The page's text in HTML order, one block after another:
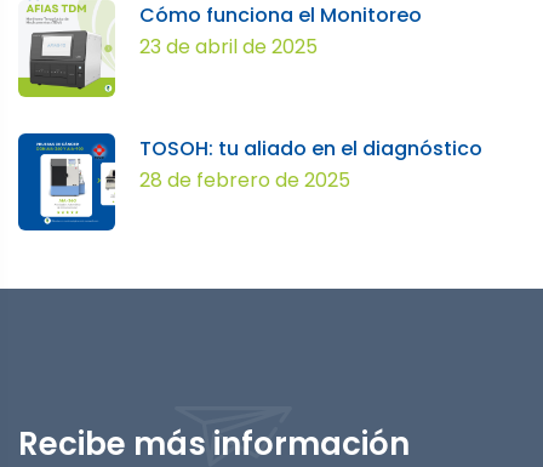
Cómo funciona el Monitoreo
23 de abril de 2025
TOSOH: tu aliado en el diagnóstico
28 de febrero de 2025
Recibe más información